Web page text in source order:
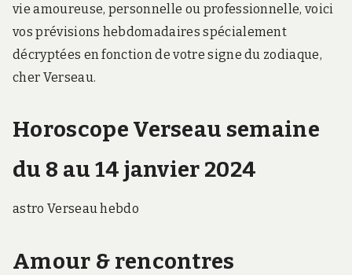
vie amoureuse, personnelle ou professionnelle, voici
vos prévisions hebdomadaires spécialement
décryptées en fonction de votre signe du zodiaque,
cher Verseau.
Horoscope Verseau semaine
du 8 au 14 janvier 2024
astro Verseau hebdo
Amour & rencontres